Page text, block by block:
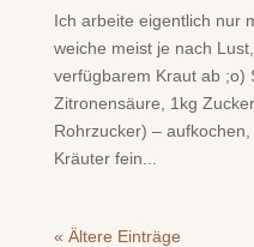
Ich arbeite eigentlich nur
weiche meist je nach
verfügbarem Kraut ab ;o)
Zitronensäure, 1kg
Rohrzucker) –
Kräuter fein...
« Ältere Einträge